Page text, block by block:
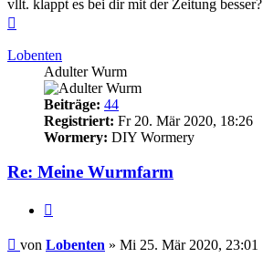
vllt. klappt es bei dir mit der Zeitung besser?
Lobenten
Adulter Wurm
Beiträge: 44
Registriert: Fr 20. Mär 2020, 18:26
Wormery: DIY Wormery
Re: Meine Wurmfarm
Beitrag
von Lobenten » Mi 25. Mär 2020, 23:01